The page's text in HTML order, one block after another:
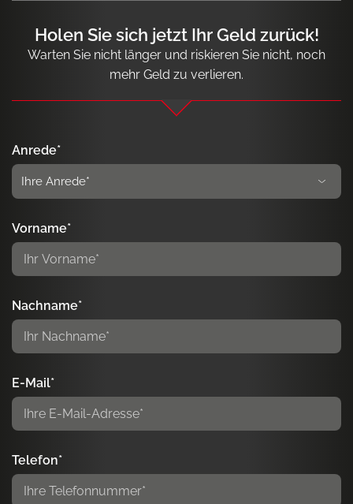
Holen Sie sich jetzt Ihr Geld zurück!
Warten Sie nicht länger und riskieren Sie nicht, noch
mehr Geld zu verlieren.
Anrede*
Vorname*
Nachname*
E-Mail*
Telefon*